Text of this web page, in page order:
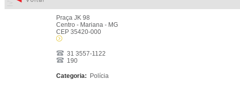
Praça JK 98
Centro - Mariana - MG
CEP 35420-000
31 3557-1122
190
Categoria: Polícia